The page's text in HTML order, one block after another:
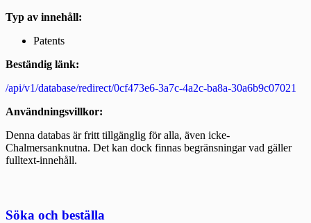
Typ av innehåll:
Patents
Beständig länk:
/api/v1/database/redirect/0cf473e6-3a7c-4a2c-ba8a-30a6b9c07021
Användningsvillkor:
Denna databas är fritt tillgänglig för alla, även icke-
Chalmersanknutna. Det kan dock finnas begränsningar vad gäller
fulltext-innehåll.
Söka och beställa